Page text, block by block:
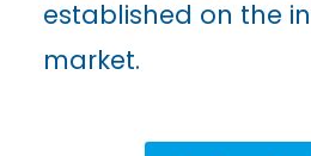
established on the
market.